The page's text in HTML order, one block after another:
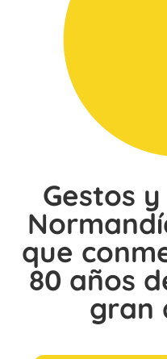
Gestos
que
80 años
gran